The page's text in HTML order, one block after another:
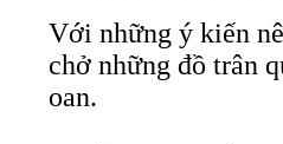
Với những ý kiến
chở những đồ trân
oan.